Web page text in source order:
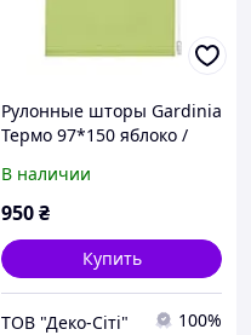
Рулонные шторы Gardinia
Термо 97*150 яблоко /
THERMO 97*150
В наличии
950₴
Купить
ТОВ "Деко-Cіті" 100%